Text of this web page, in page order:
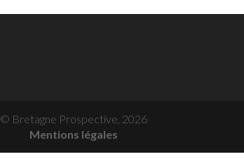
© Bretagne Prospective, 2026
Mentions légales